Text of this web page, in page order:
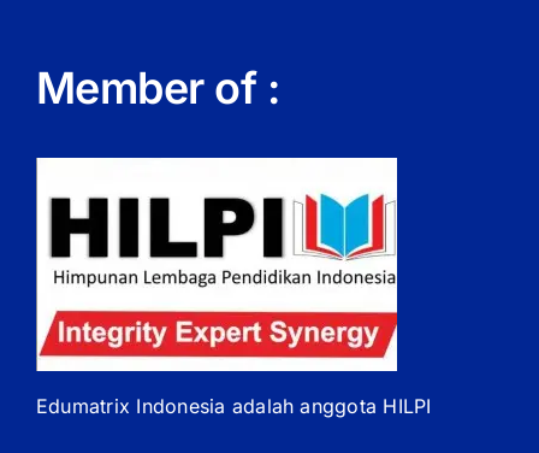
Member of :
Edumatrix Indonesia adalah anggota HILPI